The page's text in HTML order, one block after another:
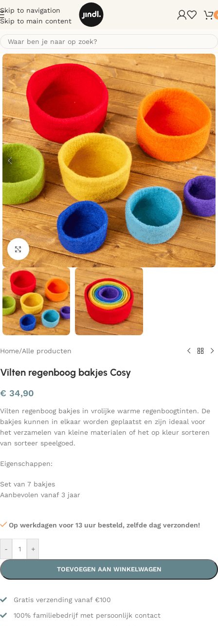
Skip to navigation
Skip to main content
Klik om te vergroten
Home/Alle producten
Vilten regenboog bakjes Cosy
€ 34,90
Vilten regenboog bakjes in vrolijke warme regenboogtinten. De
bakjes kunnen in elkaar worden geplaatst en zijn ideaal voor
het verzamelen van kleine materialen of het op kleur sorteren
van sorteer speelgoed.
Eigenschappen:
Set van 7 bakjes
Aanbevolen vanaf 3 jaar
Op werkdagen voor 13 uur besteld, zelfde dag verzonden!
- +
TOEVOEGEN AAN WINKELWAGEN
Gratis verzending vanaf €100
100% familiebedrijf met persoonlijk contact